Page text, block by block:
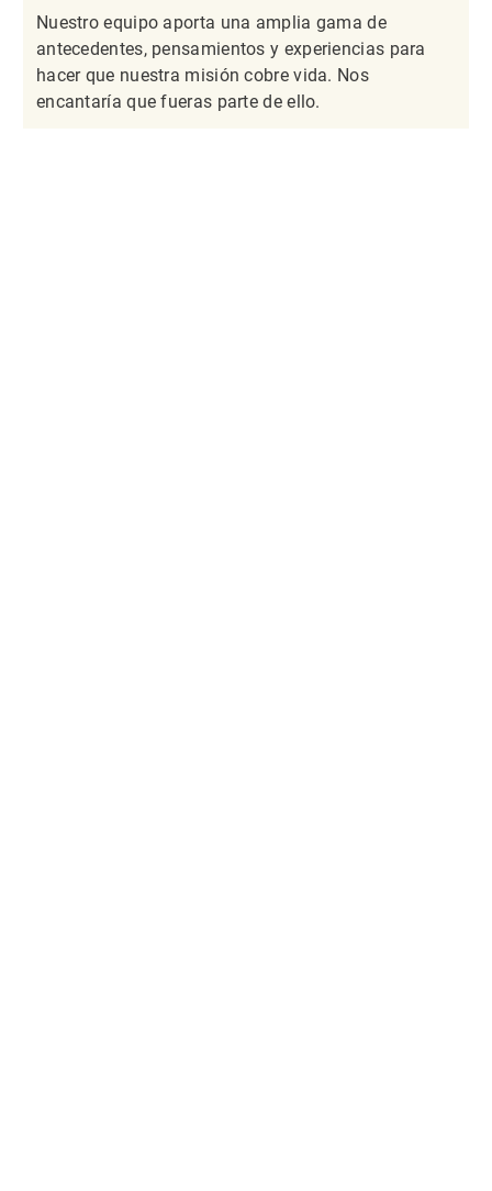
Nuestro equipo aporta una amplia gama de
antecedentes, pensamientos y experiencias para
hacer que nuestra misión cobre vida. Nos
encantaría que fueras parte de ello.